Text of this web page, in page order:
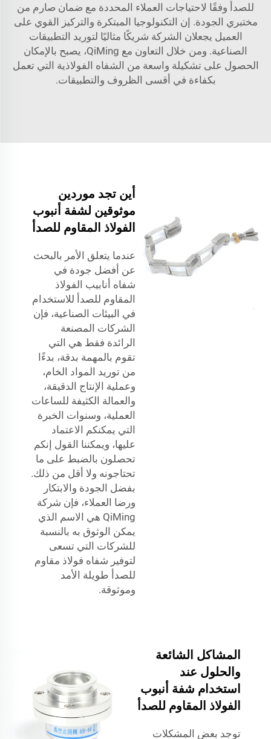
للصدأ وفقًا لاحتياجات العملاء المحددة مع ضمان صارم من
مختبري الجودة. إن التكنولوجيا المبتكرة والتركيز القوي على
العميل يجعلان الشركة شريكًا مثاليًا لتوريد التطبيقات
الصناعية. ومن خلال التعاون مع QiMing، يصبح بالإمكان
الحصول على تشكيلة واسعة من الشفاه الفولاذية التي تعمل
بكفاءة في أقسى الظروف والتطبيقات.
أين تجد موردين
موثوقين لشفة أنبوب
الفولاذ المقاوم للصدأ
عندما يتعلق الأمر بالبحث
عن أفضل جودة في
شفاه أنابيب الفولاذ
المقاوم للصدأ للاستخدام
في البيئات الصناعية، فإن
الشركات المصنعة
الرائدة فقط هي التي
تقوم بالمهمة بدقة، بدءًا
من توريد المواد الخام،
وعملية الإنتاج الدقيقة،
والعمالة الكثيفة للساعات
العملية، وسنوات الخبرة
التي يمكنكم الاعتماد
عليها، ويمكننا القول إنكم
تحصلون بالضبط على ما
تحتاجونه ولا أقل من ذلك.
بفضل الجودة والابتكار
ورضا العملاء، فإن شركة
QiMing هي الاسم الذي
يمكن الوثوق به بالنسبة
للشركات التي تسعى
لتوفير شفاه فولاذ مقاوم
للصدأ طويلة الأمد
وموثوقة.
المشاكل الشائعة
والحلول عند
استخدام شفة أنبوب
الفولاذ المقاوم للصدأ
توجد بعض المشكلات